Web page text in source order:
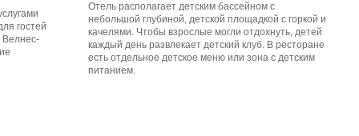
гостей
Велнес-
Отель располагает детским бассейном с
небольшой глубиной, детской площадкой с горкой и
качелями. Чтобы взрослые могли отдохнуть, детей
каждый день развлекает детский клуб. В ресторане
есть отдельное детское меню или зона с детским
питанием.